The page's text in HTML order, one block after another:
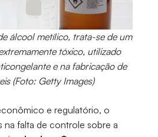
álcool metílico, trata-se de um
tóxico, utilizado
e na fabricação de
(Foto: Getty Images)
e regulatório, o
na falta de controle sobre a